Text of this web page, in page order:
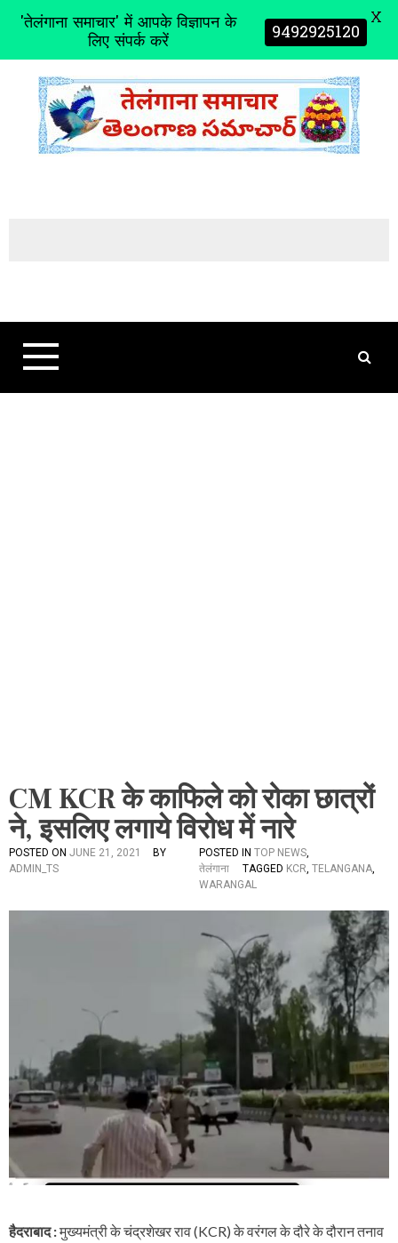
t
CM KCR के काफिले को रोका छात्रों
ने, इसलिए लगाये विरोध में नारे
POSTED ON JUNE 21, 2021
BY
ADMIN_TS
POSTED IN TOP NEWS,
तेलंगाना
TAGGED KCR, TELANGANA,
WARANGAL
हैदराबाद :मुख्यमंत्री के चंद्रशेखर राव (KCR) के वरंगल के दौरे के दौरान तनाव
'तेलंगाना समाचार' में आपके विज्ञापन के
लिए संपर्क करें 9492925120 X